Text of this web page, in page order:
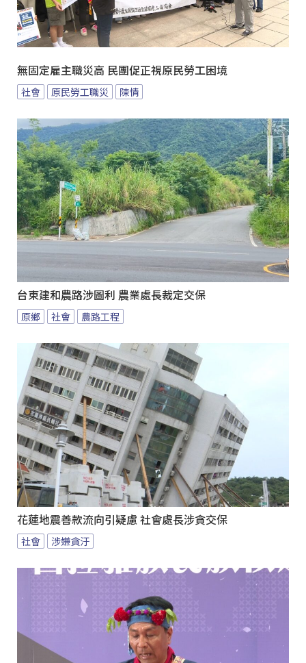
無固定雇主職災高 民團促正視原民勞工困境
社會 原民勞工職災 陳情
台東建和農路涉圖利 農業處長裁定交保
原鄉 社會 農路工程
花蓮地震善款流向引疑慮 社會處長涉貪交保
社會 涉嫌貪汙